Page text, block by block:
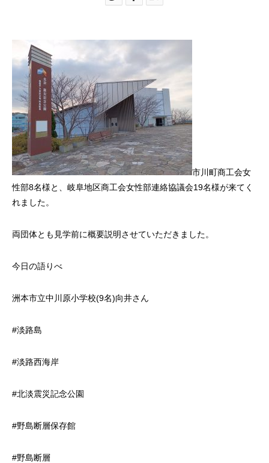
市川町商工会女
性部8名様と、岐阜地区商工会女性部連絡協議会19名様が来てく
れました。
両団体とも見学前に概要説明させていただきました。
今日の語りべ
洲本市立中川原小学校(9名)向井さん
#淡路島
#淡路西海岸
#北淡震災記念公園
#野島断層保存館
#野島断層